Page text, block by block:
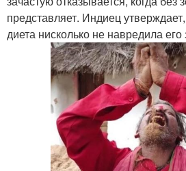
представляет. Индиец
диета нисколько не навредила